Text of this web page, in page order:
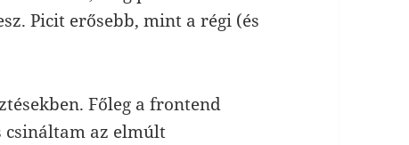
Picit erősebb, mint a régi (és
Főleg a frontend
csináltam az elmúlt